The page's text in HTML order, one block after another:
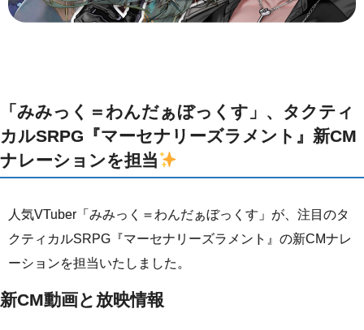
「みみっく＝わんだぁぼっくす」、タクティ
カルSRPG『マーセナリーズラメント』新CM
ナレーションを担当
人気VTuber「みみっく＝わんだぁぼっくす」が、注目のタ
クティカルSRPG『マーセナリーズラメント』の新CMナレ
ーションを担当いたしました。
新CM動画と放映情報